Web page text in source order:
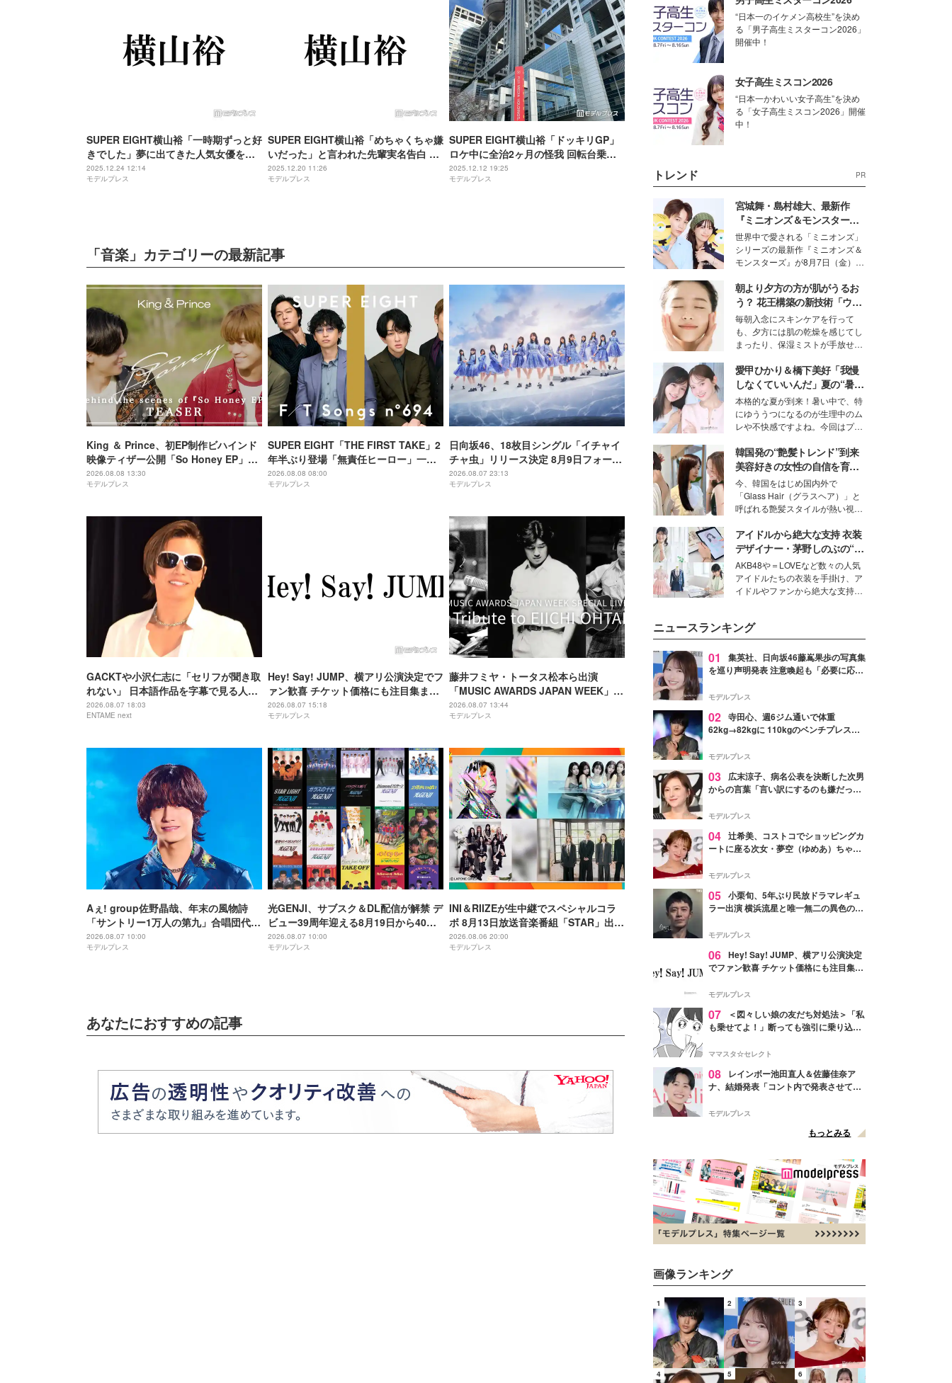
SUPER EIGHT横山裕「一時期ずっと好
きでした」夢に出てきた人気女優を実
名告白
2025.12.24 12:14
モデルプレス
SUPER EIGHT横山裕「めちゃくちゃ嫌
いだった」と言われた先輩実名告白 意
外な理由にスタジオ驚き
2025.12.20 11:26
モデルプレス
SUPER EIGHT横山裕「ドッキリGP」
ロケ中に全治2ヶ月の怪我 回転台乗る
ゲームで右肋骨骨折・腰椎捻挫
2025.12.12 19:25
モデルプレス
「音楽」カテゴリーの最新記事
King ＆ Prince、初EP制作ビハインド
映像ティザー公開「So Honey EP」初
回限定盤B収録
2026.08.08 13:30
モデルプレス
SUPER EIGHT「THE FIRST TAKE」2
年半ぶり登場「無責任ヒーロー」一発
撮り 令和8年8月8日公開・THEイナズ
マ戦隊と特別パフォーマンス
2026.08.08 08:00
モデルプレス
日向坂46、18枚目シングル「イチャイ
チャ虫」リリース決定 8月9日フォーメ
ーション発表へ
2026.08.07 23:13
モデルプレス
GACKTや小沢仁志に「セリフが聞き取
れない」 日本語作品を字幕で見る人が
増えている背景
2026.08.07 18:03
ENTAME next
Hey! Say! JUMP、横アリ公演決定でフ
ァン歓喜 チケット価格にも注目集まる
「激アツ」「平成に戻ったみたい」
2026.08.07 15:18
モデルプレス
藤井フミヤ・トータス松本ら出演
「MUSIC AWARDS JAPAN WEEK」人
気2公演、Leminoで配信決定
2026.08.07 13:44
モデルプレス
Aぇ! group佐野晶哉、年末の風物詩
「サントリー1万人の第九」合唱団代表
に就任 3か月のレッスン経て本番に臨
む
2026.08.07 10:00
モデルプレス
光GENJI、サブスク＆DL配信が解禁 デ
ビュー39周年迎える8月19日から40周
年まで1年かけてリリース当時の日付に
順次配信予定
2026.08.07 10:00
モデルプレス
INI＆RIIZEが生中継でスペシャルコラ
ボ 8月13日放送音楽番組「STAR」出演
アーティスト発表
2026.08.06 20:00
モデルプレス
あなたにおすすめの記事
“日本一のイケメン高校生”を決め
る「男子高生ミスターコン2026」
開催中！
女子高生ミスコン2026
“日本一かわいい女子高生”を決め
る「女子高生ミスコン2026」開催
中！
トレンド PR
宮城舞・島村雄大、最新作
『ミニオンズ＆モンスター
ズ』の魅力熱弁 ハチャメチャ
だけじゃない“友情と絆”に感
動
世界中で愛される「ミニオンズ」
シリーズの最新作『ミニオンズ＆
モンスターズ』が8月7日（金）に
ニオン好き”という共通点を持つモ
デルの宮城舞と島村雄大の特別対
談をお届け！それぞれの視点か
ら、今作ならではの魅力や予想外
の感動をもたらす奥深いストーリ
ーについて熱く語り合ってもらっ
た。
朝より夕方の方が肌がうるお
う？ 花王構築の新技術「ウォ
ーターキャプチャリングスキ
ン（捕水肌）」がスキンケア
の常識を変える予感
毎朝入念にスキンケアを行って
も、夕方には肌の乾燥を感じてし
まったり、保湿ミストが手放せな
な美容の常識を大きく変える可能
性を秘めた、革新的な「Water
Capturing Skin（ウォーターキャ
プチャリングスキン：捕水肌）」
技術を、花王が構築した。
愛甲ひかり＆橋下美好「我慢
しなくていいんだ」夏の“暑さ
対策”の新しい選択肢とは？
本格的な夏が到来！暑い中で、特
にゆううつになるのが生理中のム
レや不快感ですよね。今回はプラ
モデル・愛甲ひかりさんと橋下美
好さんを迎えて本音で女子会トー
ク。猛暑のお出かけを快適に過ご
すヒントや、2人が感動した夏の
生理の新常識にも迫りました。
韓国発の“艶髪トレンド”到来
美容好きの女性の自信を育む
「ヘアケア事情」って？
今、韓国をはじめ国内外で
「Glass Hair（グラスヘア）」と
呼ばれる艶髪スタイルが熱い視線
ションの完成度を高めるベースと
して、“髪そのものの美しさ”に改
めて注目する人が増えている様
子。今回は、そんな憧れの艶やか
な髪を日常で叶える、美容好きの
女性たちのヘアケア事情を紹介し
アイドルから絶大な支持 衣装
デザイナー・茅野しのぶの“可
愛い”を作る美学＜「シチズン
クロスシー」インタビュー＞
AKB48や＝LOVEなど数々の人気
アイドルたちの衣装を手掛け、ア
イドルやファンから絶大な支持を
ター・茅野しのぶ。一人ひとりの
個性に寄り添い、魅力を引き出す
衣装作りは、多くの女性たちに勇
気と自信を与え続けている。
ニュースランキング
01
集英社、日向坂46藤嶌果歩の写真集
を巡り声明発表 注意喚起も「必要に応じ
モデルプレス
02 寺田心、週6ジム通いで体重
62kg→82kgに 110kgのベンチプレス持
「かっこいい」と反響
モデルプレス
03
広末涼子、病名公表を決断した次男
からの言葉「言い訳にするのも嫌だっ
モデルプレス
04 辻希美、コストコでショッピングカ
ートに座る次女・夢空（ゆめあ）ちゃん
ぎ」「成長を感じる」の声
モデルプレス
05 小栗旬、5年ぶり民放ドラマレギュ
ラー出演 横浜流星と唯一無二の異色のバ
モデルプレス
06 Hey! Say! JUMP、横アリ公演決定
でファン歓喜 チケット価格にも注目集ま
モデルプレス
07
＜図々しい娘の友だち対処法＞「私
も乗せてよ！」断っても強引に乗り込ん
ママスタ☆セレクト
08
レインボー池田直人＆佐藤佳奈ア
ナ、結婚発表「コント内で発表させてい
点変更のため
モデルプレス
もっとみる
画像ランキング
1 2 3
4 5 6